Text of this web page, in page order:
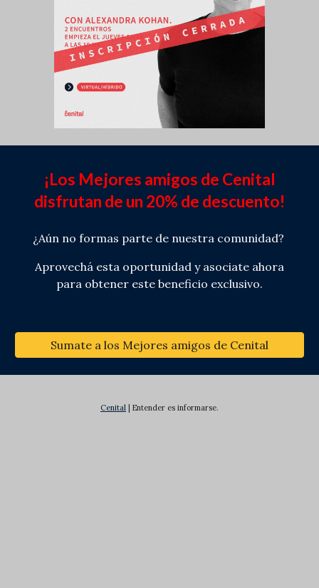
¡Los Mejores amigos de Cenital
disfrutan de un 20% de descuento!
¿Aún no formas parte de nuestra comunidad?
Aprovechá esta oportunidad y asociate ahora
para obtener este beneficio exclusivo.
Sumate a los Mejores amigos de Cenital
Cenital | Entender es informarse.